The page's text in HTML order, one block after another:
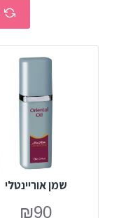
שמן אוריינטלי
₪90